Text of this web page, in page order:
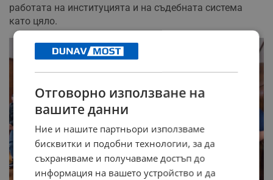
работата на институцията и на съдебната система
като цяло.
Отговорно използване на
вашите данни
Ние и нашите партньори използваме
бисквитки и подобни технологии, за да
съхраняваме и получаваме достъп до
информация на вашето устройство и да